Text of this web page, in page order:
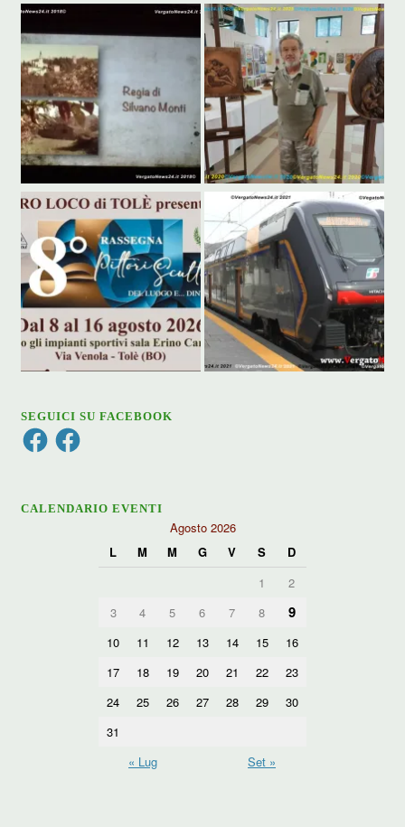
SEGUICI SU FACEBOOK
FacebookFacebook
CALENDARIO EVENTI
Agosto 2026
L
M M G V S
D
1
2
3
4 5 6 7 8 9
10 11 12 13 14 15
16
17
18 19 20 21 22
23
24
25 26 27 28 29
30
31
« Lug
Set »